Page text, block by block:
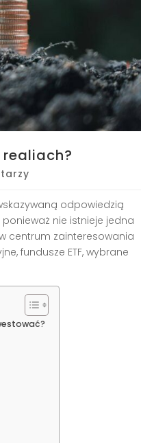
odpowiedzią
nie istnieje jedna
centrum zainteresowania
fundusze ETF, wybrane